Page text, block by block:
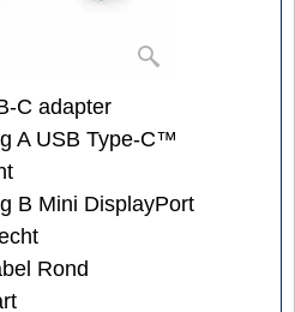
C adapter
A USB Type-C™
B Mini DisplayPort
Rond